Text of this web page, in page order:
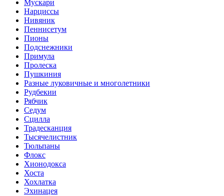
Мускари
Нарциссы
Нивяник
Пеннисетум
Пионы
Подснежники
Примула
Пролеска
Пушкиния
Разные луковичные и многолетники
Рудбекии
Рябчик
Седум
Сцилла
Традесканция
Тысячелистник
Тюльпаны
Флокс
Хионодокса
Хоста
Хохлатка
Эхинацея